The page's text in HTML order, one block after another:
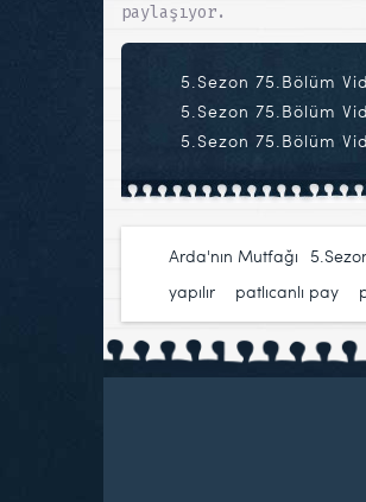
paylaşıyor.
5.Sezon 75.Bölüm
5.Sezon 75.Bölüm
5.Sezon 75.Bölüm
Arda'nın Mutfağı
yapılır
patlıcanlı pay